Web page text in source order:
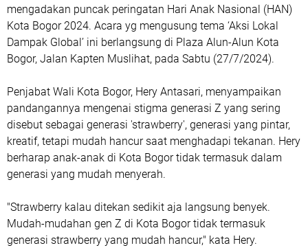
mengadakan puncak peringatan Hari Anak Nasional (HAN)
Kota Bogor 2024. Acara yg mengusung tema ‘Aksi Lokal
Dampak Global’ ini berlangsung di Plaza Alun-Alun Kota
Bogor, Jalan Kapten Muslihat, pada Sabtu (27/7/2024).
Penjabat Wali Kota Bogor, Hery Antasari, menyampaikan
pandangannya mengenai stigma generasi Z yang sering
disebut sebagai generasi 'strawberry', generasi yang pintar,
kreatif, tetapi mudah hancur saat menghadapi tekanan. Hery
berharap anak-anak di Kota Bogor tidak termasuk dalam
generasi yang mudah menyerah.
"Strawberry kalau ditekan sedikit aja langsung benyek.
Mudah-mudahan gen Z di Kota Bogor tidak termasuk
generasi strawberry yang mudah hancur," kata Hery.